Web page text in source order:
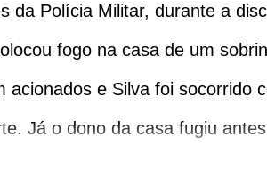
da Polícia Militar, durante a
fogo na casa de um
e Silva foi socorrido
Já o dono da casa fugiu